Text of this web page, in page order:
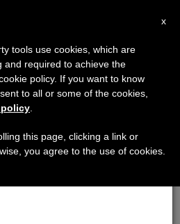
×
agosto haremos la pausa
en el periodo de verano
y también el
x
tools use cookies, which are
and required to achieve the
policy. If you want to know
to all or some of the cookies,
this page, clicking a link or
you agree to the use of cookies.